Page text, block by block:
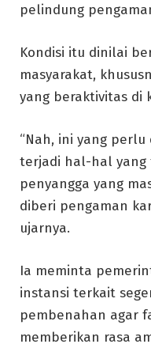
pelindung
Kondisi itu dinilai
masyarakat,
yang beraktivitas di
“Nah, ini yang
terjadi hal-hal yang
penyangga yang
diberi pengaman
ujarnya.
Ia meminta
instansi terkait
pembenahan agar
memberikan rasa